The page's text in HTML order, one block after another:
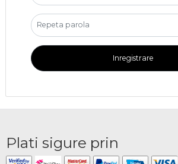
Inregistrare
Plati sigure prin